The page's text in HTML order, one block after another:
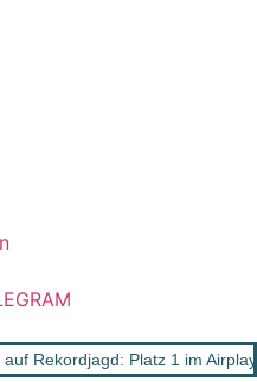
auf Rekordjagd: Platz 1 im